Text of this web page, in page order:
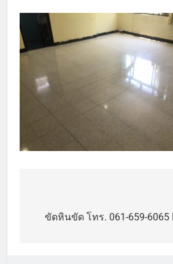
เรื่อง
ขัดหินขัด โทร. 061-659-6065